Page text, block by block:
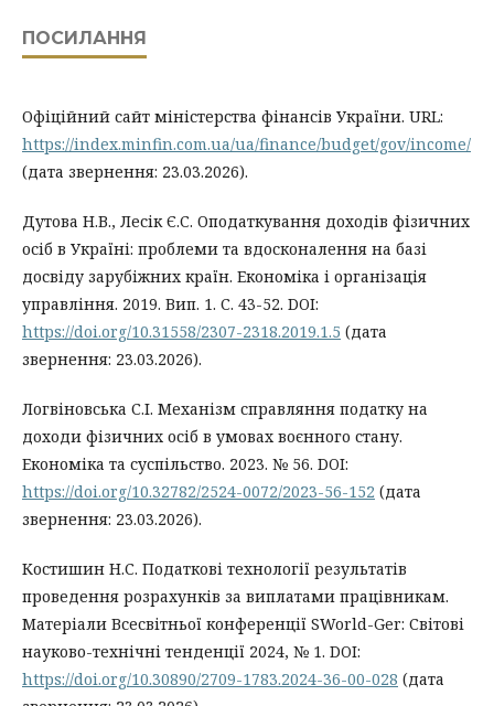
ПОСИЛАННЯ
Офіційний сайт міністерства фінансів України. URL:
https://index.minfin.com.ua/ua/finance/budget/gov/income/
(дата звернення: 23.03.2026).
Дутова Н.В., Лесік Є.С. Оподаткування доходів фізичних
осіб в Україні: проблеми та вдосконалення на базі
досвіду зарубіжних країн. Економіка і організація
управління. 2019. Вип. 1. С. 43-52. DOI:
https://doi.org/10.31558/2307-2318.2019.1.5 (дата
звернення: 23.03.2026).
Логвіновська С.І. Механізм справляння податку на
доходи фізичних осіб в умовах воєнного стану.
Економіка та суспільство. 2023. № 56. DOI:
https://doi.org/10.32782/2524-0072/2023-56-152 (дата
звернення: 23.03.2026).
Костишин Н.С. Податкові технології результатів
проведення розрахунків за виплатами працівникам.
Матеріали Всесвітньої конференції SWorld-Ger: Світові
науково-технічні тенденції 2024, № 1. DOI:
https://doi.org/10.30890/2709-1783.2024-36-00-028 (дата